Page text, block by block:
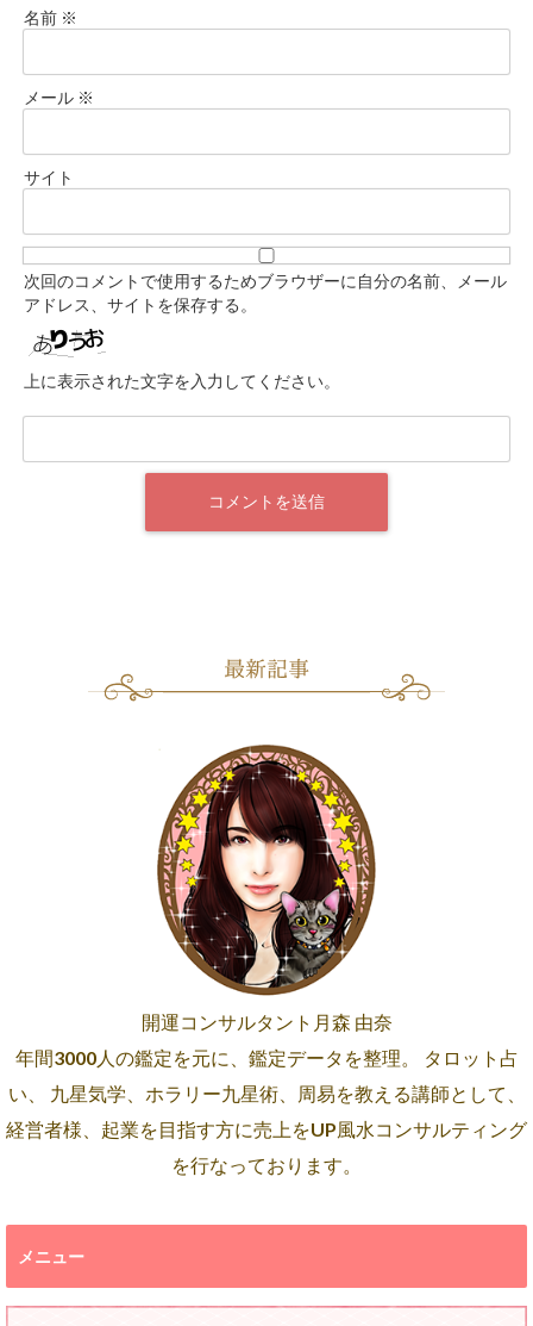
名前 ※
メール ※
サイト
次回のコメントで使用するためブラウザーに自分の名前、メール
アドレス、サイトを保存する。
上に表示された文字を入力してください。
開運コンサルタント月森 由奈
年間3000人の鑑定を元に、鑑定データを整理。 タロット占
い、 九星気学、ホラリー九星術、周易を教える講師として、
経営者様、起業を目指す方に売上をUP風水コンサルティング
を行なっております。
メニュー